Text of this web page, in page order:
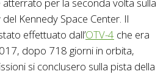
Kennedy Space Center. Il
effettuato dall’OTV-4 che era
dopo 718 giorni in orbita,
si conclusero sulla pista della